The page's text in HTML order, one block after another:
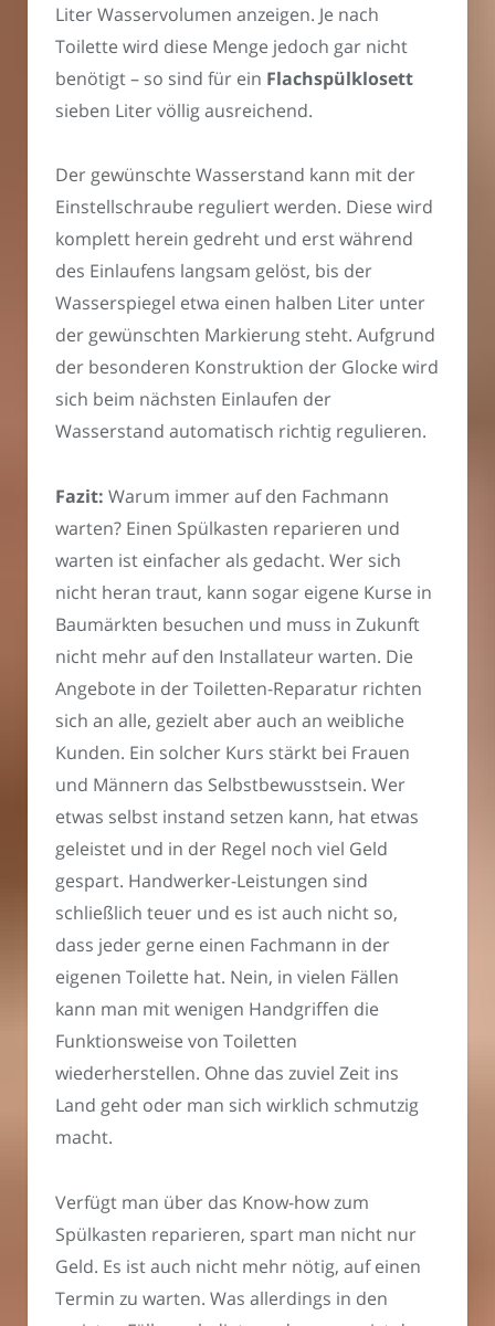
Liter Wasservolumen anzeigen. Je nach
Toilette wird diese Menge jedoch gar nicht
benötigt – so sind für ein Flachspülklosett
sieben Liter völlig ausreichend.
Der gewünschte Wasserstand kann mit der
Einstellschraube reguliert werden. Diese wird
komplett herein gedreht und erst während
des Einlaufens langsam gelöst, bis der
Wasserspiegel etwa einen halben Liter unter
der gewünschten Markierung steht. Aufgrund
der besonderen Konstruktion der Glocke wird
sich beim nächsten Einlaufen der
Wasserstand automatisch richtig regulieren.
Fazit: Warum immer auf den Fachmann
warten? Einen Spülkasten reparieren und
warten ist einfacher als gedacht. Wer sich
nicht heran traut, kann sogar eigene Kurse in
Baumärkten besuchen und muss in Zukunft
nicht mehr auf den Installateur warten. Die
Angebote in der Toiletten-Reparatur richten
sich an alle, gezielt aber auch an weibliche
Kunden. Ein solcher Kurs stärkt bei Frauen
und Männern das Selbstbewusstsein. Wer
etwas selbst instand setzen kann, hat etwas
geleistet und in der Regel noch viel Geld
gespart. Handwerker-Leistungen sind
schließlich teuer und es ist auch nicht so,
dass jeder gerne einen Fachmann in der
eigenen Toilette hat. Nein, in vielen Fällen
kann man mit wenigen Handgriffen die
Funktionsweise von Toiletten
wiederherstellen. Ohne das zuviel Zeit ins
Land geht oder man sich wirklich schmutzig
macht.
Verfügt man über das Know-how zum
Spülkasten reparieren, spart man nicht nur
Geld. Es ist auch nicht mehr nötig, auf einen
Termin zu warten. Was allerdings in den